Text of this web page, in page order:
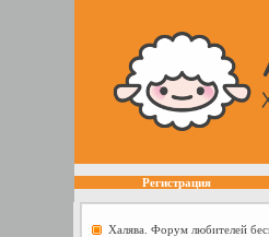
Регистрация
Халява. Форум любителей